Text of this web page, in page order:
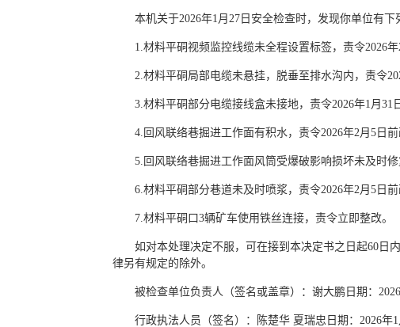
本机关于2026年1月27日安全检查时，发现你单位有
1.材料平硐视频监控线缆未全程设置标签，责令2026
2.材料平硐局部电缆未悬挂，脱垂至排水沟内，责令
3.材料平硐部分电缆接线盒未接地，责令2026年1月31
4.回风联络巷掘进工作面有积水，责令2026年2月5日
5.回风联络巷掘进工作面风筒受爆破影响损坏未及时
6.材料平硐部分巷道未及时喷浆，责令2026年2月5日
7.材料平硐口3辆矿车使用铁丝连接，责令立即整改。
如对本处理决定不服，可在接到本决定书之日起60日
律另有规定的除外。
被检查单位负责人（签名或盖章）：谢大鹏日期：
行政执法人员（签名）：陈楚华 夏瑞忠日期：2026年1